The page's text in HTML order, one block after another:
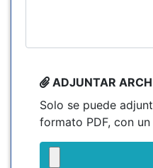
ADJUNTAR
Solo se puede
formato PDF, con